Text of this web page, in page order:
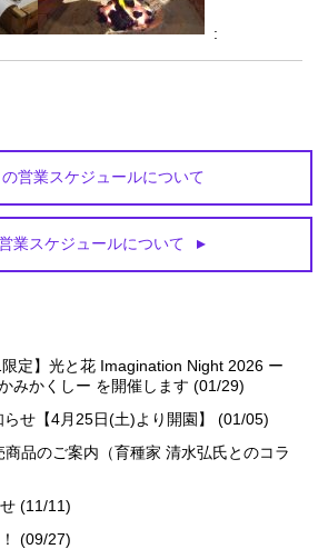
営業スケジュールについて
業スケジュールについて
定】光と花 Imagination Night 2026 ー
みかくしー を開催します (01/29)
せ【4月25日(土)より開園】 (01/05)
商品のご案内（育種家 清水弘氏とのコラ
(11/11)
(09/27)